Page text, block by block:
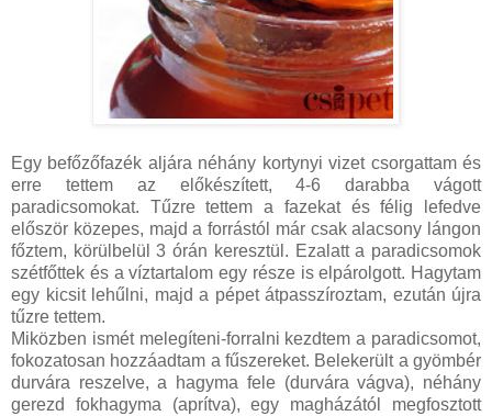
Egy befőzőfazék aljára néhány kortynyi vizet csorgattam és
erre tettem az előkészített, 4-6 darabba vágott
paradicsomokat. Tűzre tettem a fazekat és félig lefedve
először közepes, majd a forrástól már csak alacsony lángon
főztem, körülbelül 3 órán keresztül. Ezalatt a paradicsomok
szétfőttek és a víztartalom egy része is elpárolgott. Hagytam
egy kicsit lehűlni, majd a pépet átpasszíroztam, ezután újra
tűzre tettem.
Miközben ismét melegíteni-forralni kezdtem a paradicsomot,
fokozatosan hozzáadtam a fűszereket. Belekerült a gyömbér
durvára reszelve, a hagyma fele (durvára vágva), néhány
gerezd fokhagyma (aprítva), egy magházától megfosztott